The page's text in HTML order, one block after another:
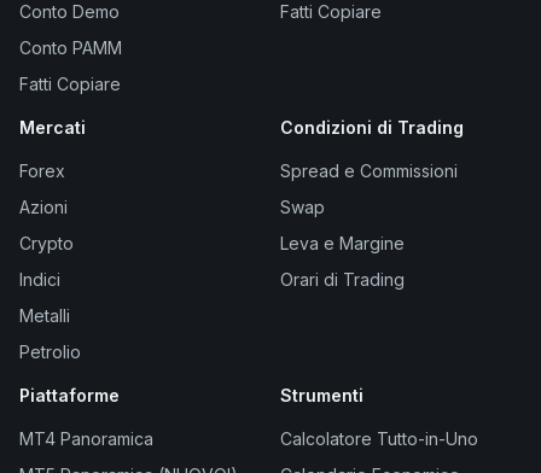
Conto Demo
Conto PAMM
Fatti Copiare
Fatti Copiare
Mercati
Forex
Azioni
Crypto
Indici
Metalli
Petrolio
Condizioni di Trading
Spread e Commissioni
Swap
Leva e Margine
Orari di Trading
Piattaforme
MT4 Panoramica
Strumenti
Calcolatore Tutto-in-Uno